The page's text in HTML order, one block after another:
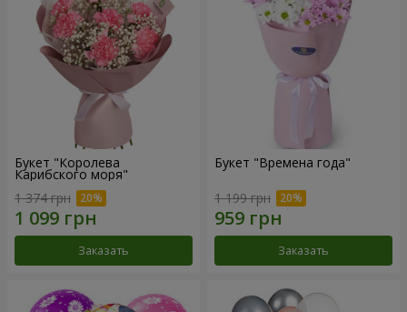
Букет "Королева
Карибского моря"
1 374 грн
Заказать
Букет "Времена года"
1 199 грн
Заказать